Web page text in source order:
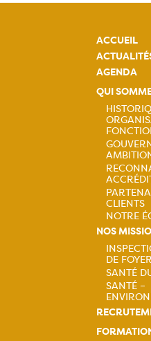
ACCUEIL
AGENDA
QUI
CLIENTS
NOTRE
NOS
DE
SANTÉ
SANTÉ –